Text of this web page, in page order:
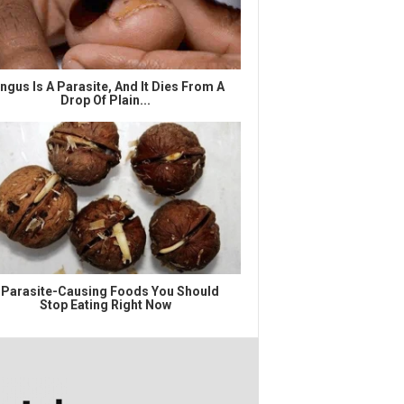
Is A Parasite, And It Dies From A
Drop Of Plain...
Causing Foods You Should
Stop Eating Right Now